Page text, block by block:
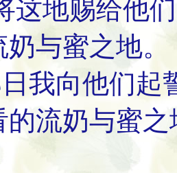
这地赐给他
与蜜之地。
我向他们起
的流奶与蜜